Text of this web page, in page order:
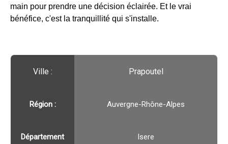
main pour prendre une décision éclairée. Et le vrai
bénéfice, c'est la tranquillité qui s'installe.
Ville :️ Prapoutel
Région :️ Auvergne-Rhône-Alpes
Département
Isere